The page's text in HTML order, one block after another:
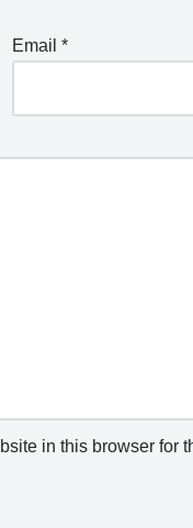
Email *
in this browser for